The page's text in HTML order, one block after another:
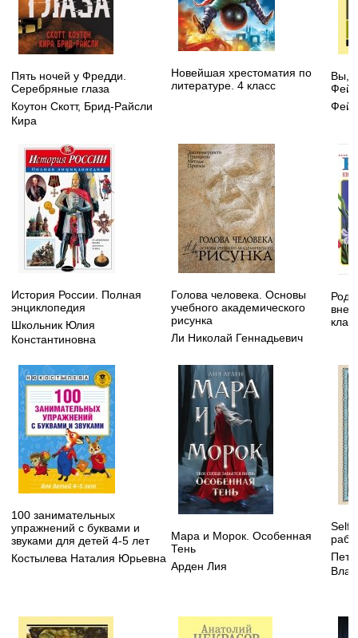
Пять ночей у Фредди.
Серебряные глаза
Коутон Скотт, Брид-Райсли
Кира
Новейшая хрестоматия по
литературе. 4 класс
Вы,
История России. Полная
энциклопедия
Школьник Юлия
Константиновна
Голова человека. Основы
учебного академического
рисунка
Ли Николай Геннадьевич
100 занимательных
упражнений с буквами и
звуками для детей 4-5 лет
Костылева Наталия Юрьевна
Мара и Морок. Особенная
Тень
Арден Лия